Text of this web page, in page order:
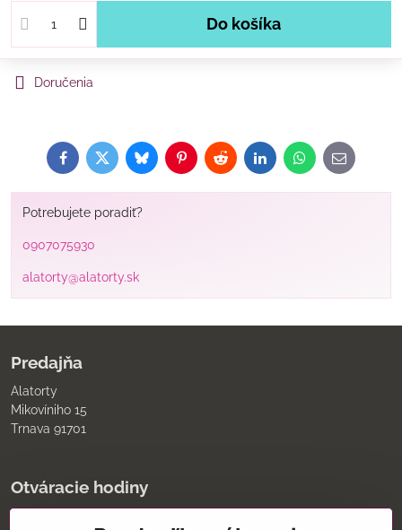
Do košíka
Doručenia
FacebookTwitterBlueskyPinterestRedditLinkedInWhatsApp
E-
mail
Potrebujete poradiť?
0907075930
alatorty@alatorty.sk
Predajňa
Alatorty
Mikovíniho 15
Trnava 91701
Otváracie hodiny